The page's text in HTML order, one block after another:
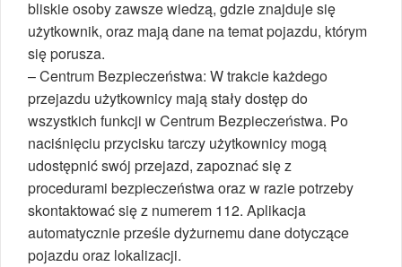
bliskie osoby zawsze wiedzą, gdzie znajduje się
użytkownik, oraz mają dane na temat pojazdu, którym
się porusza.
– Centrum Bezpieczeństwa: W trakcie każdego
przejazdu użytkownicy mają stały dostęp do
wszystkich funkcji w Centrum Bezpieczeństwa. Po
naciśnięciu przycisku tarczy użytkownicy mogą
udostępnić swój przejazd, zapoznać się z
procedurami bezpieczeństwa oraz w razie potrzeby
skontaktować się z numerem 112. Aplikacja
automatycznie prześle dyżurnemu dane dotyczące
pojazdu oraz lokalizacji.